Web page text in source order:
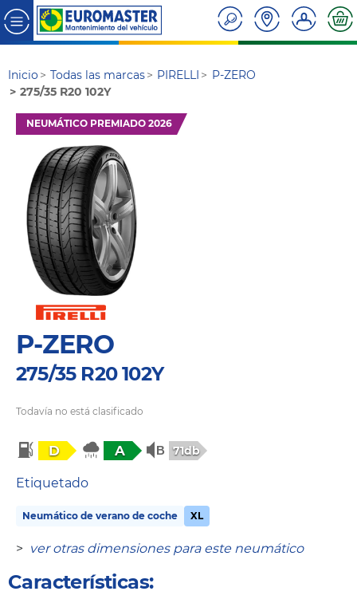
Inicio Todas las marcas PIRELLI
P-ZERO
275/35 R20 102Y
NEUMÁTICO PREMIADO 2026
P-ZERO
275/35 R20 102Y
Todavía no está clasificado
D A 71db
Etiquetado
Neumático de verano de coche XL
> ver otras dimensiones para este neumático
Características: